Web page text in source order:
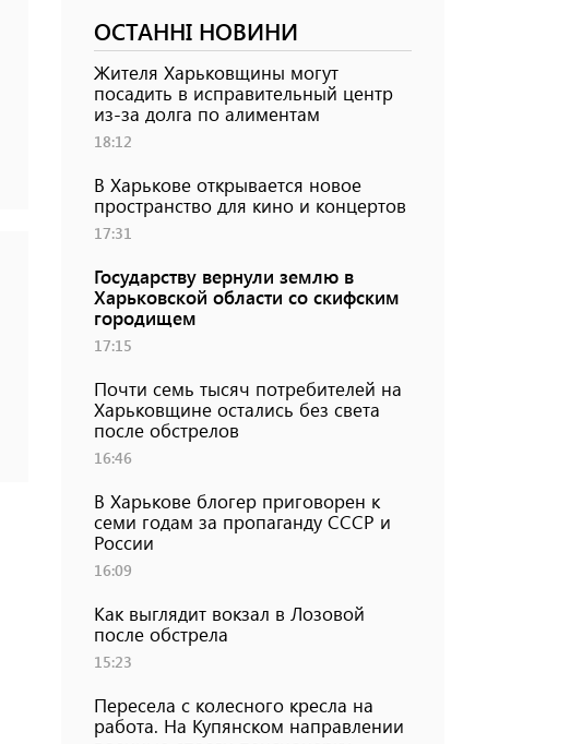
ОСТАННІ НОВИНИ
Жителя Харьковщины могут
посадить в исправительный центр
из-за долга по алиментам
18:12
В Харькове открывается новое
пространство для кино и концертов
17:31
Государству вернули землю в
Харьковской области со скифским
городищем
17:15
Почти семь тысяч потребителей на
Харьковщине остались без света
после обстрелов
16:46
В Харькове блогер приговорен к
семи годам за пропаганду СССР и
России
16:09
Как выглядит вокзал в Лозовой
после обстрела
15:23
Пересела с колесного кресла на
работа. На Купянском направлении